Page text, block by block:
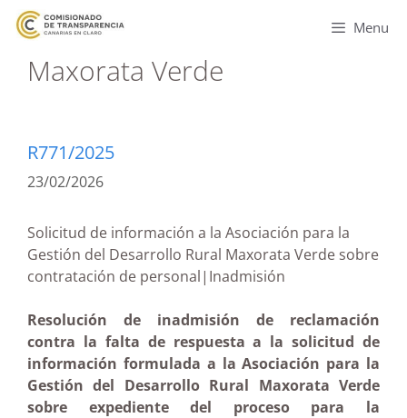
Menu
Maxorata Verde
R771/2025
23/02/2026
Solicitud de información a la Asociación para la
Gestión del Desarrollo Rural Maxorata Verde sobre
contratación de personal|Inadmisión
Resolución de inadmisión de reclamación
contra la falta de respuesta a la solicitud de
información formulada a la Asociación para la
Gestión del Desarrollo Rural Maxorata Verde
sobre expediente del proceso para la